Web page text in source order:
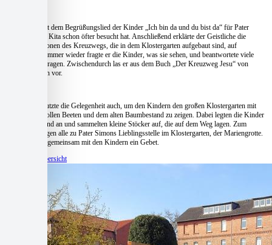
Los ging es mit dem Begrüßungslied der Kinder „Ich bin da und du bist da“ für Pater
Simon, der die Kita schon öfter besucht hat. Anschließend erklärte der Geistliche die
einzelnen Stationen des Kreuzwegs, die in dem Klostergarten aufgebaut sind, auf
Kinderebene. Immer wieder fragte er die Kinder, was sie sehen, und beantwortete viele
ihrer Warum-Fragen. Zwischendurch las er aus dem Buch „Der Kreuzweg Jesu“ von
Reinhard Abeln vor.
Pater Simon nutzte die Gelegenheit auch, um den Kindern den großen Klostergarten mit
seinen prachtvollen Beeten und dem alten Baumbestand zu zeigen. Dabei legten die Kinder
auch selbst Hand an und sammelten kleine Stöcker auf, die auf dem Weg lagen. Zum
Abschluss gingen alle zu Pater Simons Lieblingsstelle im Klostergarten, der Mariengrotte.
Hier sprach er gemeinsam mit den Kindern ein Gebet.
Zur Beitragsübersicht